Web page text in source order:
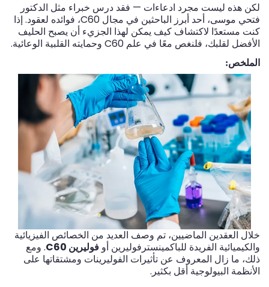
لكن هذه ليست مجرد ادعاءات — فقد درس خبراء مثل الدكتور
فتحي موسى، أحد أبرز الباحثين في مجال C60، فوائده لعقود. إذا
كنت مستعدًا لاكتشاف كيف يمكن لهذا الجزيء أن يصبح الحليف
الأفضل لقلبك، فلنغص معًا في علم C60 وحمايته القلبية الوعائية.
الملخص:
خلال العقدين الماضيين، تم وصف العديد من الخصائص الفيزيائية
والكيميائية الفريدة للباكمينسترفوليرين أو فوليرين C60
. ومع
ذلك، ما زال المعروف عن تأثيرات الفوليرينات ومشتقاتها على
الأنظمة البيولوجية أقل بكثير.